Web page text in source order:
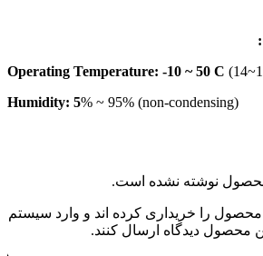
Operating Temperature: -10 ~ 50 C
Humidity: 5% ~ 95% (non-condensing)
محصول نوشته نشده است.
را خریداری کرده اند و وارد سیستم
محصول دیدگاه ارسال کنند.